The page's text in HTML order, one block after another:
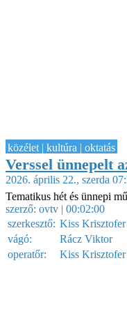
közélet | kultúra | oktatás
Verssel ünnepelt
2026. április 22., szerda
Tematikus hét és ünnepi
szerző: ovtv | 00:02:00
szerkesztő: Kiss Krisztofer
vágó:
Rácz Viktor
operatőr:
Kiss Krisztofer